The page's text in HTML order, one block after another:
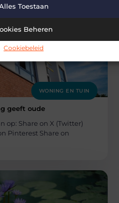
Toestaan
Beheren
Cookiebeleid
WONING EN TUIN
geeft oude
op: Share on X (Twitter)
Pinterest Share on